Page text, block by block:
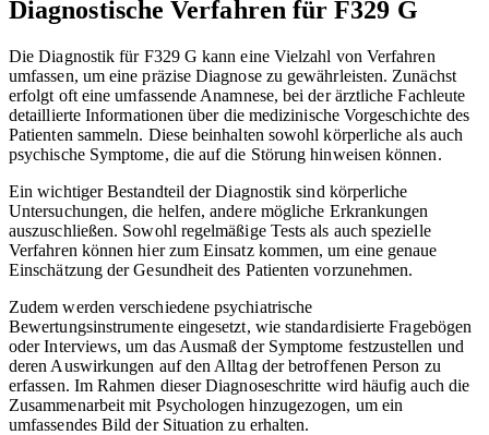
Diagnostische Verfahren für F329 G
Die Diagnostik für F329 G kann eine Vielzahl von Verfahren
umfassen, um eine präzise Diagnose zu gewährleisten. Zunächst
erfolgt oft eine umfassende Anamnese, bei der ärztliche Fachleute
detaillierte Informationen über die medizinische Vorgeschichte des
Patienten sammeln. Diese beinhalten sowohl körperliche als auch
psychische Symptome, die auf die Störung hinweisen können.
Ein wichtiger Bestandteil der Diagnostik sind körperliche
Untersuchungen, die helfen, andere mögliche Erkrankungen
auszuschließen. Sowohl regelmäßige Tests als auch spezielle
Verfahren können hier zum Einsatz kommen, um eine genaue
Einschätzung der Gesundheit des Patienten vorzunehmen.
Zudem werden verschiedene psychiatrische
Bewertungsinstrumente eingesetzt, wie standardisierte Fragebögen
oder Interviews, um das Ausmaß der Symptome festzustellen und
deren Auswirkungen auf den Alltag der betroffenen Person zu
erfassen. Im Rahmen dieser Diagnoseschritte wird häufig auch die
Zusammenarbeit mit Psychologen hinzugezogen, um ein
umfassendes Bild der Situation zu erhalten.